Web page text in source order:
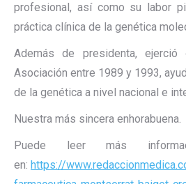
profesional, así como su labor
práctica clínica de la genética
Además de presidenta,
Asociación entre 1989 y 1993,
de la genética a nivel nacional e
Nuestra más sincera enhorabuena.
Puede leer más
en: https://